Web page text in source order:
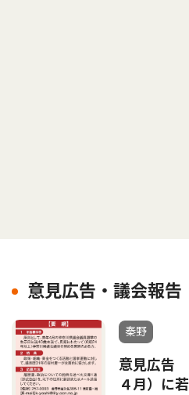
意見広告・議会報告
秦野
意見広告
４月）に